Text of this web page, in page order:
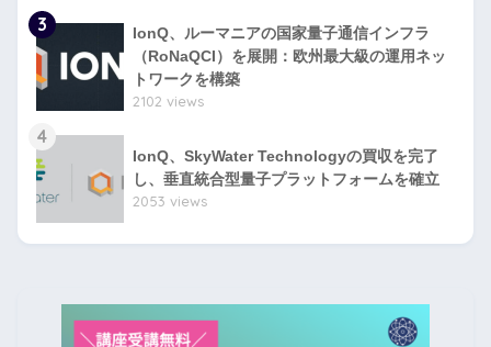
3
IonQ、ルーマニアの国家量子通信インフラ
（RoNaQCI）を展開：欧州最大級の運用ネッ
トワークを構築
2102 views
4
IonQ、SkyWater Technologyの買収を完了
し、垂直統合型量子プラットフォームを確立
2053 views